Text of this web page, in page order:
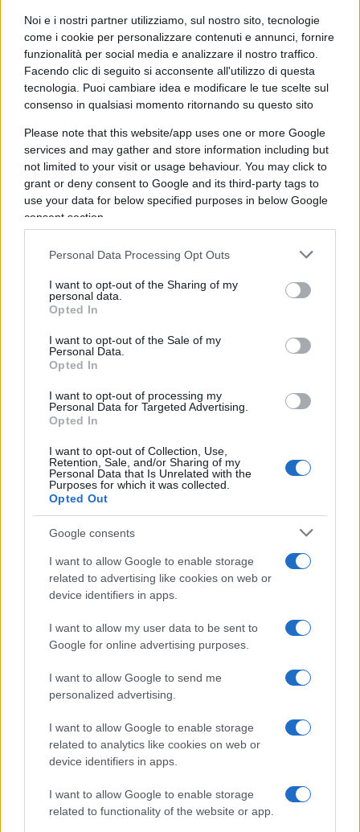
Noi e i nostri partner utilizziamo, sul nostro sito, tecnologie
come i cookie per personalizzare contenuti e annunci, fornire
funzionalità per social media e analizzare il nostro traffico.
Facendo clic di seguito si acconsente all'utilizzo di questa
tecnologia. Puoi cambiare idea e modificare le tue scelte sul
consenso in qualsiasi momento ritornando su questo sito
Please note that this website/app uses one or more Google
services and may gather and store information including but
not limited to your visit or usage behaviour. You may click to
grant or deny consent to Google and its third-party tags to
use your data for below specified purposes in below Google
consent section.
Personal Data Processing Opt Outs
I want to opt-out of the Sharing of my
personal data.
Opted In
I want to opt-out of the Sale of my
Personal Data.
Opted In
I want to opt-out of processing my
Personal Data for Targeted Advertising.
Opted In
I want to opt-out of Collection, Use,
Retention, Sale, and/or Sharing of my
Personal Data that Is Unrelated with the
Purposes for which it was collected.
Opted Out
Google consents
I want to allow Google to enable storage
related to advertising like cookies on web or
device identifiers in apps.
I want to allow my user data to be sent to
Google for online advertising purposes.
I want to allow Google to send me
personalized advertising.
I want to allow Google to enable storage
related to analytics like cookies on web or
device identifiers in apps.
I want to allow Google to enable storage
related to functionality of the website or app.
Campania. Ma questi errori non possono far
dimenticare che il centrodestra governa in ben 15
regioni su 20. E soprattutto che la sua forza
elettorale è chiaramente superiore a quella dei
Ipsos, il centrodestra si attesterebbe al 47,5 per
cento, con la Lega al 24, Fratelli d’Italia al 16,7 e
Forza Italia al 6,8. Mentre le forze dell’esecutivo si
fermerebbero al 43,2 per cento, con il Partito
democratico al 19,3, il Movimento 5 stelle al 18,6
(anche se rischia di scendere a percentuali vicine
Come si vede, anche con il proporzionale non ci
sarebbe partita. Le simulazioni di Nando
Pagnoncelli vedrebbero con qualsiasi soglia di
sbarramento il centrodestra al governo.
della Lega a vantaggio di Fratelli d’Italia, la
coalizione risulta piuttosto in salute. La Lega in
particolare è ancora il primo partito in Italia e
stacca in modo netto ed evidente il Partito
democratico.
Malgrado i tanti commenti ostili post voto, la
coalizione è dunque solida e competitiva.
Servirebbero probabilmente una maggior
organizzazione sui territori (la scelta dei candidati
è una faccenda seria) e forse una piattaforma
programmatica maggiormente condivisa, che eviti
uscite stonate. Certo, per riuscire a vincere le
elezioni senza affanni, una componente liberale e
non guasterebbe. Ma il declino di Forza Italia e gli
ammiccamenti a Renzi e alle forze di
potrebbe indebolire notevolmente l’intera
coalizione. Magari sottraendo quei punti